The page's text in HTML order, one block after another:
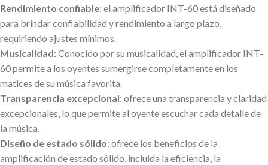
Rendimiento confiable: el amplificador INT-60 está diseñado
para brindar confiabilidad y rendimiento a largo plazo,
requiriendo ajustes mínimos.
Musicalidad: Conocido por su musicalidad, el amplificador INT-
60 permite a los oyentes sumergirse completamente en los
matices de su música favorita.
Transparencia excepcional: ofrece una transparencia y claridad
excepcionales, lo que permite al oyente escuchar cada detalle de
la música.
Diseño de estado sólido: ofrece los beneficios de la
amplificación de estado sólido, incluida la eficiencia, la